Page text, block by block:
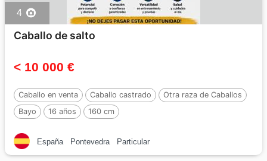
4
Caballo de salto
< 10 000 €
Caballo en venta Caballo castrado
Otra raza de Caballos
Bayo
16 años 160 cm
España Pontevedra Particular